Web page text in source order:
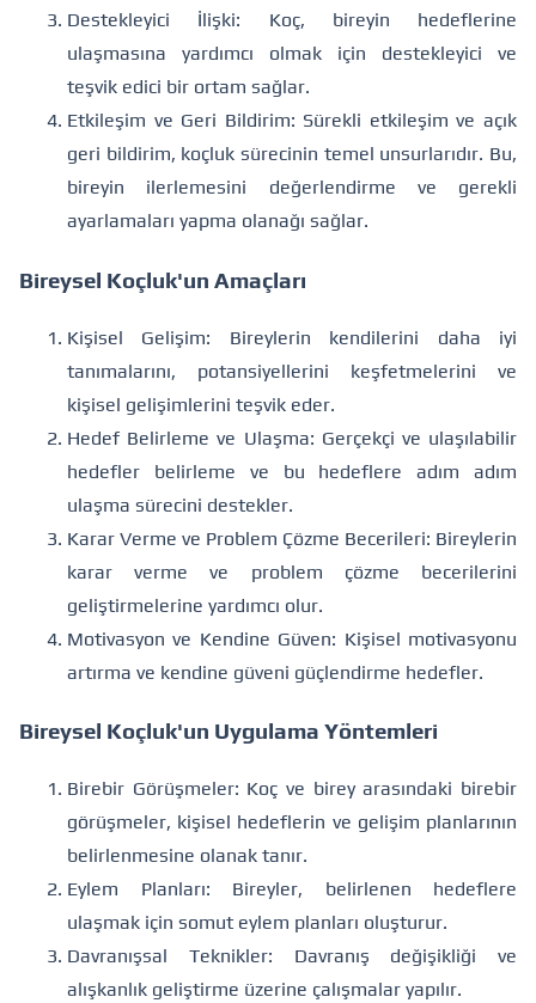
Destekleyici İlişki: Koç, bireyin hedeflerine
ulaşmasına yardımcı olmak için destekleyici ve
teşvik edici bir ortam sağlar.
Etkileşim ve Geri Bildirim: Sürekli etkileşim ve açık
geri bildirim, koçluk sürecinin temel unsurlarıdır. Bu,
bireyin ilerlemesini değerlendirme ve gerekli
ayarlamaları yapma olanağı sağlar.
Bireysel Koçluk'un Amaçları
Kişisel Gelişim: Bireylerin kendilerini daha iyi
tanımalarını, potansiyellerini keşfetmelerini ve
kişisel gelişimlerini teşvik eder.
Hedef Belirleme ve Ulaşma: Gerçekçi ve ulaşılabilir
hedefler belirleme ve bu hedeflere adım adım
ulaşma sürecini destekler.
Karar Verme ve Problem Çözme Becerileri: Bireylerin
karar verme ve problem çözme becerilerini
geliştirmelerine yardımcı olur.
Motivasyon ve Kendine Güven: Kişisel motivasyonu
artırma ve kendine güveni güçlendirme hedefler.
Bireysel Koçluk'un Uygulama Yöntemleri
Birebir Görüşmeler: Koç ve birey arasındaki birebir
görüşmeler, kişisel hedeflerin ve gelişim planlarının
belirlenmesine olanak tanır.
Eylem Planları: Bireyler, belirlenen hedeflere
ulaşmak için somut eylem planları oluşturur.
Davranışsal Teknikler: Davranış değişikliği ve
alışkanlık geliştirme üzerine çalışmalar yapılır.